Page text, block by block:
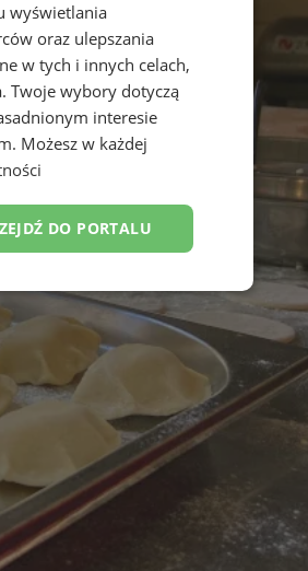
wyświetlania
oraz ulepszania
w tych i innych celach,
Twoje wybory dotyczą
interesie
. Możesz w każdej
DO PORTALU
Niesklasyfikowane
jak logowanie użytkownika i